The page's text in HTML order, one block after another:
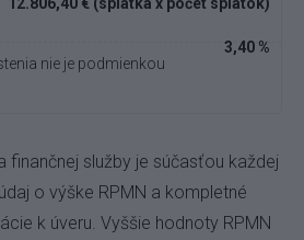
3,40 %
nie je podmienkou
finančnej služby je súčasťou každej
o výške RPMN a kompletné
k úveru. Vyššie hodnoty RPMN